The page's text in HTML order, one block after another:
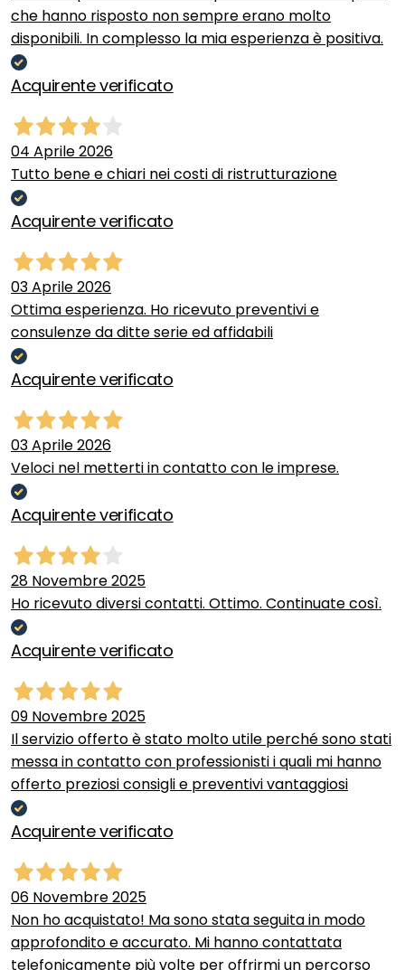
che hanno risposto non sempre erano molto
disponibili. In complesso la mia esperienza è positiva.
Acquirente verificato
04 Aprile 2026
Tutto bene e chiari nei costi di ristrutturazione
Acquirente verificato
03 Aprile 2026
Ottima esperienza. Ho ricevuto preventivi e
consulenze da ditte serie ed affidabili
Acquirente verificato
03 Aprile 2026
Veloci nel metterti in contatto con le imprese.
Acquirente verificato
28 Novembre 2025
Ho ricevuto diversi contatti. Ottimo. Continuate così.
Acquirente verificato
09 Novembre 2025
Il servizio offerto è stato molto utile perché sono stati
messa in contatto con professionisti i quali mi hanno
offerto preziosi consigli e preventivi vantaggiosi
Acquirente verificato
06 Novembre 2025
Non ho acquistato! Ma sono stata seguita in modo
approfondito e accurato. Mi hanno contattata
telefonicamente più volte per offrirmi un percorso